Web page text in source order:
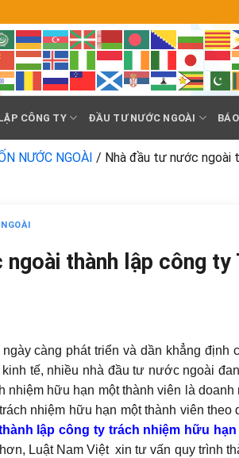
CÔNG TY ĐẦU TƯ NƯỚC NGOÀI
NƯỚC NGOÀI / Nhà đầu tư nước ngoài
ngoài thành lập công
càng phát triển và dần khẳng
tế, nhiều nhà đầu tư nước ngoài
nhiệm hữu hạn một thành viên là
nhiệm hữu hạn một thành viên
lập công ty trách nhiệm hữu
Luật Nam Việt xin tư vấn quy trình